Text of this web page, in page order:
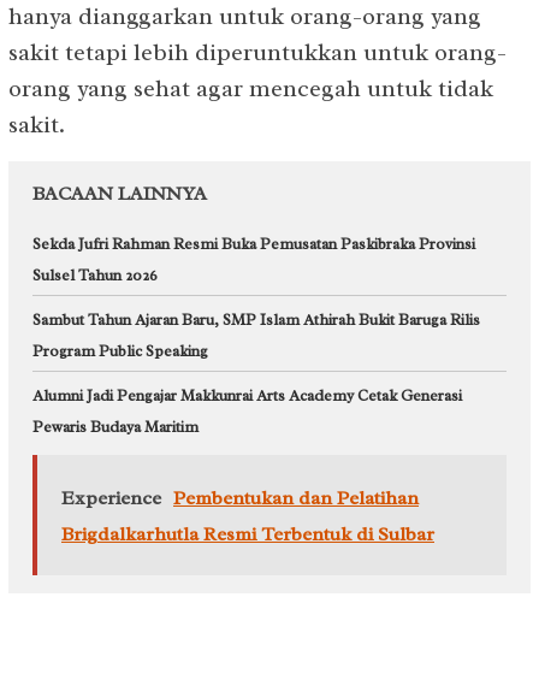
hanya dianggarkan untuk orang-orang yang
sakit tetapi lebih diperuntukkan untuk orang-
orang yang sehat agar mencegah untuk tidak
sakit.
BACAAN LAINNYA
Sekda Jufri Rahman Resmi Buka Pemusatan Paskibraka Provinsi
Sulsel Tahun 2026
Sambut Tahun Ajaran Baru, SMP Islam Athirah Bukit Baruga Rilis
Program Public Speaking
Alumni Jadi Pengajar Makkunrai Arts Academy Cetak Generasi
Pewaris Budaya Maritim
Experience Pembentukan dan Pelatihan
Brigdalkarhutla Resmi Terbentuk di Sulbar